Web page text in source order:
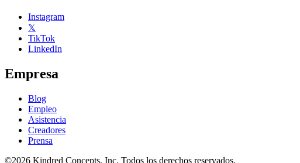
Instagram
𝕏
TikTok
LinkedIn
Empresa
Blog
Empleo
Asistencia
Creadores
Prensa
©2026 Kindred Concepts, Inc. Todos los derechos reservados.